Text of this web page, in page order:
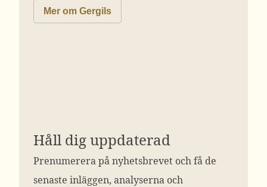
Mer om Gergils
Håll dig uppdaterad
Prenumerera på nyhetsbrevet och få de
senaste inläggen, analyserna och